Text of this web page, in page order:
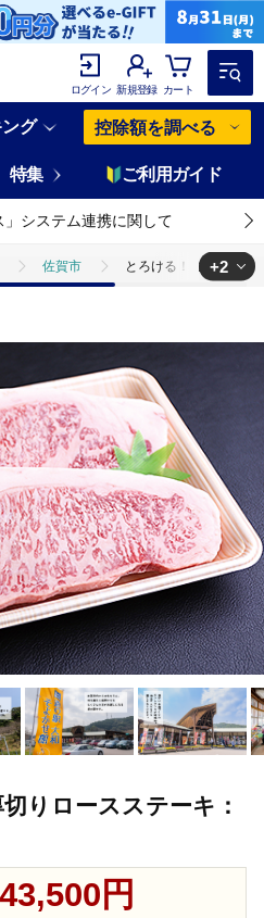
ログイン 新規登録 カート
グ 控除額を調べる
特集 ご利用ガイド
」システム連携に関して
佐賀市 とろける！佐賀牛厚切
+2
りロースステーキ：
43,500円